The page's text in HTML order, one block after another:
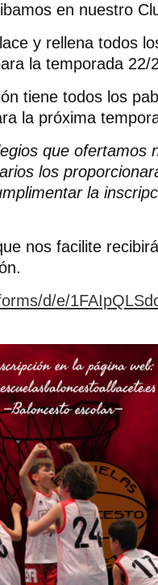
en nuestro
y rellena todos
la temporada 22/
tiene todos los
la próxima
que ofertamos
los
la
nos facilite
d/e/